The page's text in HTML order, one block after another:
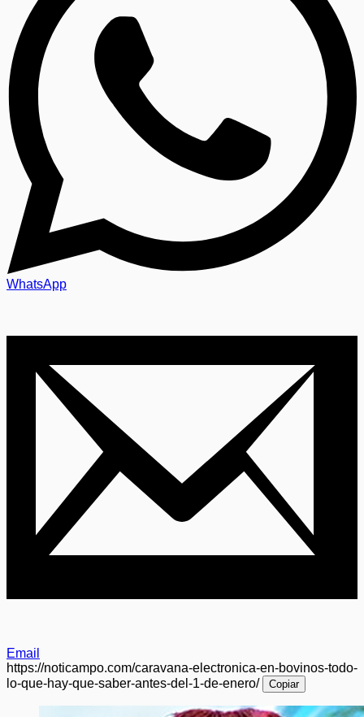
WhatsApp
Email
https://noticampo.com/caravana-electronica-en-bovinos-todo-
lo-que-hay-que-saber-antes-del-1-de-enero/
Copiar